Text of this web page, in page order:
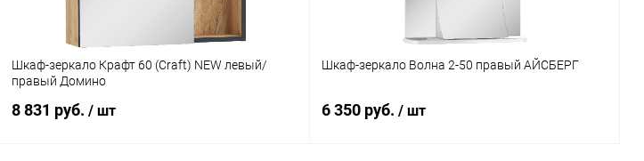
Шкаф-зеркало Крафт 60 (Craft) NEW левый/
правый Домино
8 831 руб. / шт
Шкаф-зеркало Волна 2-50 правый АЙСБЕРГ
6 350 руб. / шт